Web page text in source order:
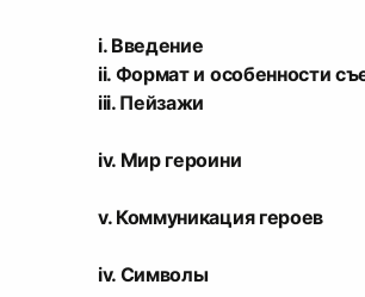
i. Введение
ii. Формат и особенности
iii. Пейзажи
iv. Мир героини
v. Коммуникация героев
iv. Символы